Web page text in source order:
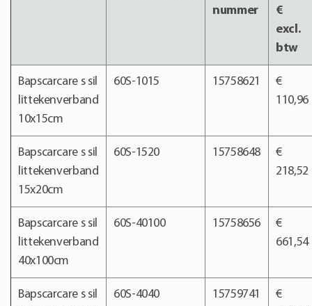
nummer
€
excl.
btw
Bapscarcare s sil
littekenverband
10x15cm
60S-1015 15758621
€
110,96
Bapscarcare s sil
littekenverband
15x20cm
60S-1520 15758648
€
218,52
Bapscarcare s sil
littekenverband
40x100cm
60S-40100 15758656
€
661,54
Bapscarcare s sil
60S-4040 15759741
€